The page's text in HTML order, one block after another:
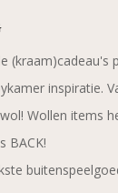
(kraam)cadeau's
inspiratie.
Wollen items
BACK!